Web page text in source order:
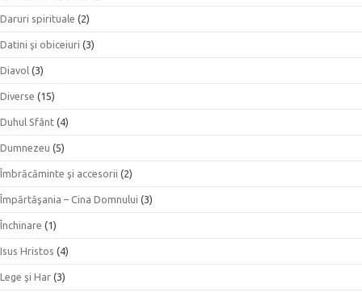
Daruri spirituale (2)
Datini şi obiceiuri (3)
Diavol (3)
Diverse (15)
Duhul Sfânt (4)
Dumnezeu (5)
Îmbrăcăminte şi accesorii (2)
Împărtăşania – Cina Domnului (3)
Închinare (1)
Isus Hristos (4)
Lege şi Har (3)